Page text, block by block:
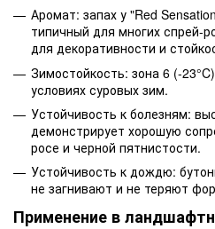
Аромат: запах у "Red
типичный для многих спрей-
для декоративности и
Зимостойкость: зона 6 (-
условиях суровых зим.
Устойчивость к болезням:
демонстрирует хорошую
росе и черной пятнистости.
Устойчивость к дождю:
не загнивают и не теряют
Применение в